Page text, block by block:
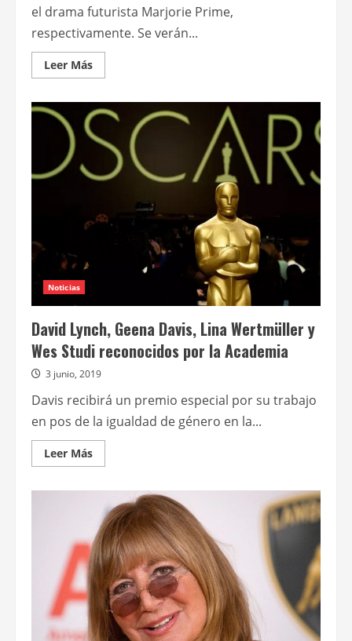
el drama futurista Marjorie Prime,
respectivamente. Se verán...
Leer MásLeer
más
Sundance
TV
y
Film
emiten
dos
ciencia
ficción
Noticias
David Lynch, Geena Davis, Lina Wertmüller y
Wes Studi reconocidos por la Academia
3 junio, 2019
Davis recibirá un premio especial por su trabajo
en pos de la igualdad de género en la...
Leer MásLeer
más
Lynch,
Geena
Davis,
Lina
Wertmüller
y
Wes
Studi
reconocidos
por
la
Academia